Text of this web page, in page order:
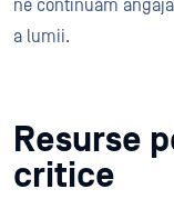
ne continuăm
a lumii.
Resurse
critice